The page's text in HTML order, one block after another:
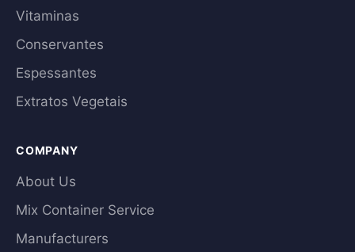
Vitaminas
Conservantes
Espessantes
Extratos Vegetais
COMPANY
About Us
Mix Container Service
Manufacturers